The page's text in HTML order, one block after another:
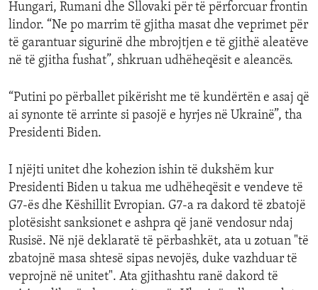
Hungari, Rumani dhe Sllovaki për të përforcuar frontin
lindor. “Ne po marrim të gjitha masat dhe veprimet për
të garantuar sigurinë dhe mbrojtjen e të gjithë aleatëve
në të gjitha fushat”, shkruan udhëheqësit e aleancës.
“Putini po përballet pikërisht me të kundërtën e asaj që
ai synonte të arrinte si pasojë e hyrjes në Ukrainë”, tha
Presidenti Biden.
I njëjti unitet dhe kohezion ishin të dukshëm kur
Presidenti Biden u takua me udhëheqësit e vendeve të
G7-ës dhe Këshillit Evropian. G7-a ra dakord të zbatojë
plotësisht sanksionet e ashpra që janë vendosur ndaj
Rusisë. Në një deklaratë të përbashkët, ata u zotuan "të
zbatojnë masa shtesë sipas nevojës, duke vazhduar të
veprojnë në unitet". Ata gjithashtu ranë dakord të